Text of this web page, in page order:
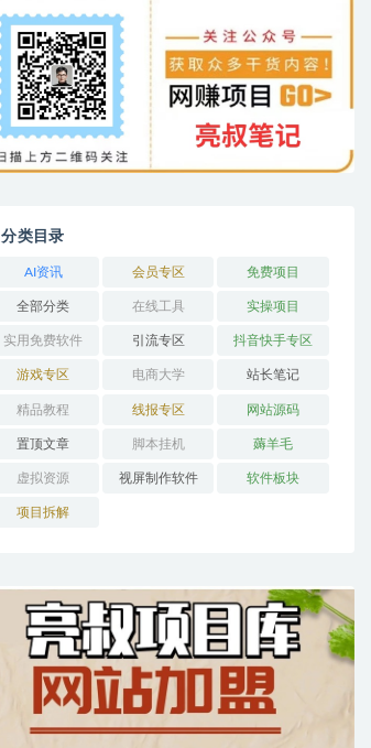
分类目录
AI资讯 会员专区 免费项目
全部分类 在线工具 实操项目
实用免费软件 引流专区 抖音快手专区
游戏专区 电商大学 站长笔记
精品教程 线报专区 网站源码
置顶文章 脚本挂机 薅羊毛
虚拟资源 视屏制作软件 软件板块
项目拆解